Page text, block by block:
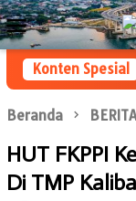
Loncat
ke
konten
Menu
Mobile
Konten Spesial
Beranda BERITA
HUT FKPPI
Di TMP